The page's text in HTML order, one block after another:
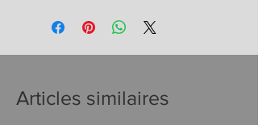
Articles similaires